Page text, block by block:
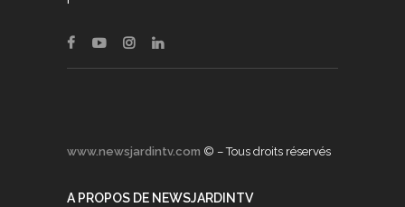
www.newsjardintv.com © – Tous droits réservés
A PROPOS DE NEWSJARDINTV